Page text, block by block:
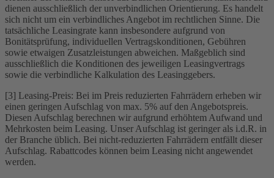
dienen ausschließlich der unverbindlichen Orientierung. Es handelt
sich nicht um ein verbindliches Angebot im rechtlichen Sinne. Die
tatsächliche Leasingrate kann insbesondere aufgrund von
Bonitätsprüfung, individuellen Vertragskonditionen, Gebühren
sowie etwaigen Zusatzleistungen abweichen. Maßgeblich sind
ausschließlich die Konditionen des jeweiligen Leasingvertrags
sowie die verbindliche Kalkulation des Leasinggebers.
[3] Leasing-Preis: Bei im Preis reduzierten Fahrrädern erheben wir
einen geringen Aufschlag von max. 5% auf den Angebotspreis.
Diesen Aufschlag berechnen wir aufgrund erhöhtem Aufwand und
Mehrkosten beim Leasing. Unser Aufschlag ist geringer als i.d.R. in
der Branche üblich. Bei nicht-reduzierten Fahrrädern entfällt dieser
Aufschlag. Rabattcodes können beim Leasing nicht angewendet
werden.